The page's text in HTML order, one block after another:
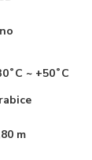
~ +50˚C
m